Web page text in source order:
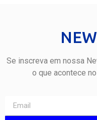
Se inscreva em nossa
o que acontece